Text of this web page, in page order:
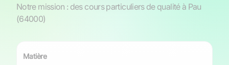
Notre mission : des cours particuliers de qualité à Pau
(64000)
Matière